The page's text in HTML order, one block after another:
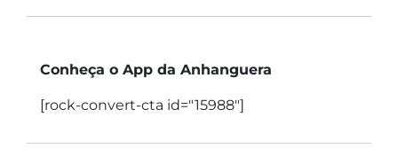
Conheça o App da Anhanguera
[rock-convert-cta id="15988"]